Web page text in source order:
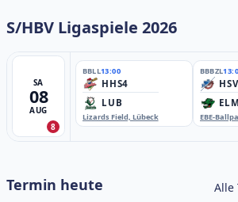
S/HBV Ligaspiele 2026
SA
08
AUG
8
BBLL13:00
HHS4
LUB
Lizards Field, Lübeck
BBBZL
ELM
EBE-
Termin heute Alle